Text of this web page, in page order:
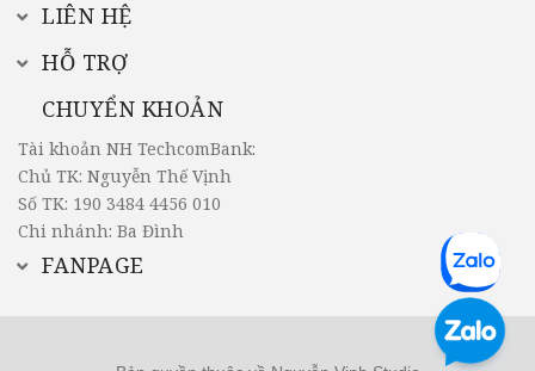
LIÊN HỆ
HỖ TRỢ
CHUYỂN KHOẢN
Tài khoản NH TechcomBank:
Chủ TK: Nguyễn Thế Vịnh
Số TK: 190 3484 4456 010
Chi nhánh: Ba Đình
FANPAGE